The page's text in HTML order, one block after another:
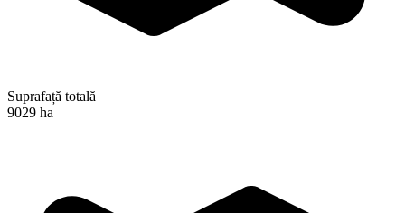
Suprafață totală
9029 ha